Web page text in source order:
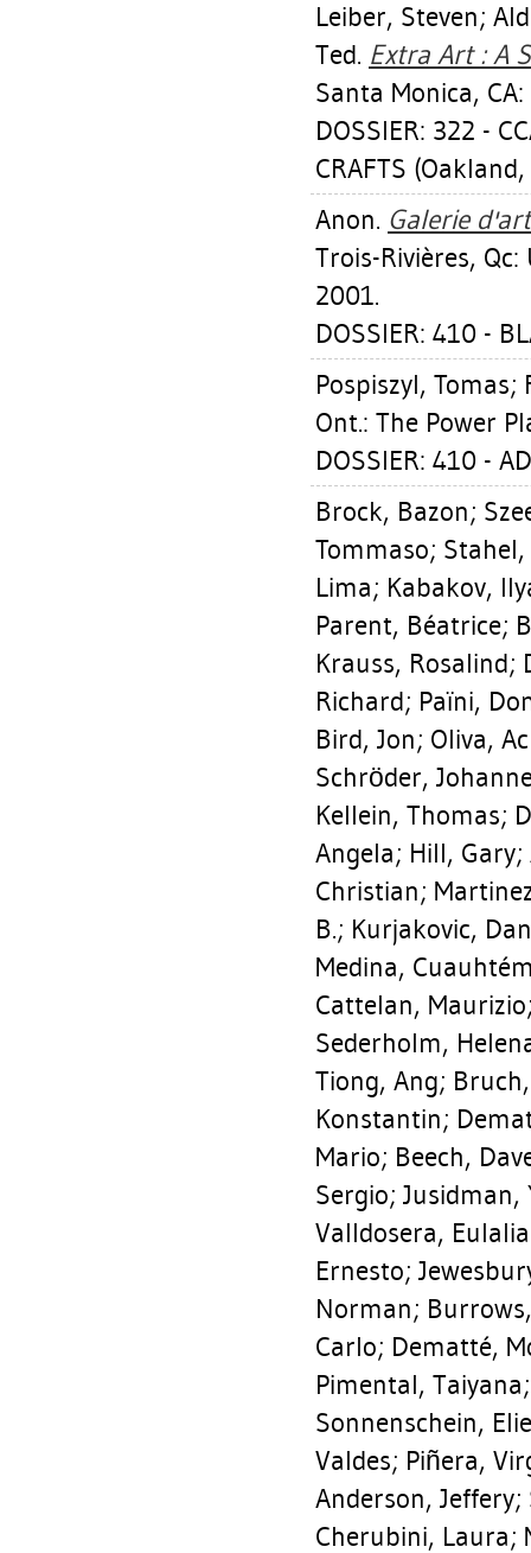
Leiber, Steven;
Ted. Extra Art : A
Santa Monica,
DOSSIER: 322 -
CRAFTS (Oakland,
Anon. Galerie
Trois-Rivières,
2001.
DOSSIER: 410 -
Pospiszyl, Tomas;
Ont.: The Power
DOSSIER: 410 -
Brock, Bazon;
Tommaso;
Lima; Kabakov,
Parent, Béatrice;
Krauss, Rosalind;
Richard; Païni,
Bird, Jon; Oliva,
Schröder,
Kellein, Thomas;
Angela; Hill, Gary;
Christian;
B.; Kurjakovic,
Medina,
Cattelan, Maurizio
Sederholm,
Tiong, Ang;
Konstantin;
Mario; Beech,
Sergio; Jusidman,
Valldosera, Eulalia
Ernesto;
Norman;
Carlo; Dematté,
Pimental, Taiyana
Sonnenschein,
Valdes; Piñera,
Anderson, Jeffery;
Cherubini, Laura;